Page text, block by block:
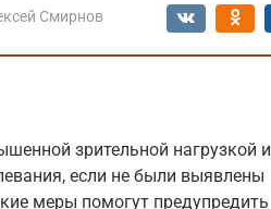
Смирнов
зрительной нагрузкой и
если не были выявлены
меры помогут предупредить